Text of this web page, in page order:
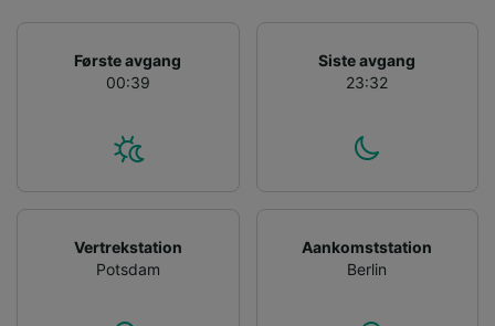
Første avgang
00:39
Siste avgang
23:32
Vertrekstation
Potsdam
Aankomststation
Berlin
device characteristics for identification. Store
and/or access information on a device.
audience research and services development.
List of Partners